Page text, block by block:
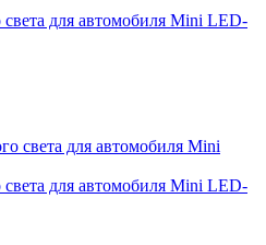
для автомобиля Mini LED-
для автомобиля Mini LED-